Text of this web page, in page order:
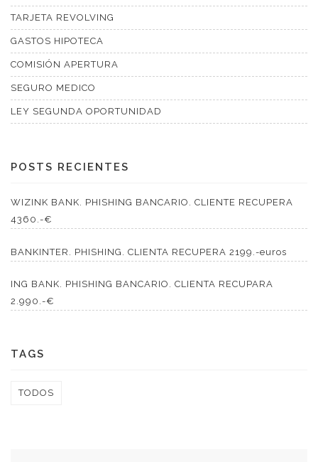
TARJETA REVOLVING
GASTOS HIPOTECA
COMISIÓN APERTURA
SEGURO MEDICO
LEY SEGUNDA OPORTUNIDAD
POSTS RECIENTES
WIZINK BANK. PHISHING BANCARIO. CLIENTE RECUPERA
4360.-€
BANKINTER. PHISHING. CLIENTA RECUPERA 2199.-euros
ING BANK. PHISHING BANCARIO. CLIENTA RECUPARA
2.990.-€
TAGS
TODOS